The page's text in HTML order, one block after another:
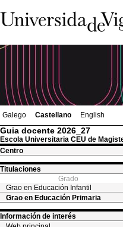
Galego Castellano English
Guia docente 2026_27
Escola Universitaria CEU de
Centro
Titulaciones
Grado
Grao en Educación Infantil
Grao en Educación Primaria
Información de interés